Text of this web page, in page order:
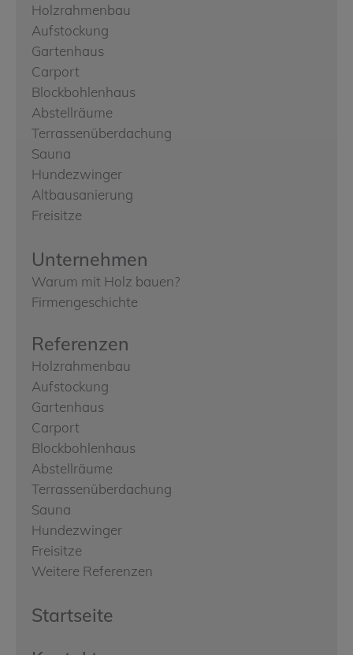
Holzrahmenbau
Aufstockung
Gartenhaus
Carport
Blockbohlenhaus
Abstellräume
Terrassenüberdachung
Sauna
Hundezwinger
Altbausanierung
Freisitze
Unternehmen
Warum mit Holz bauen?
Firmengeschichte
Referenzen
Holzrahmenbau
Aufstockung
Gartenhaus
Carport
Blockbohlenhaus
Abstellräume
Terrassenüberdachung
Sauna
Hundezwinger
Freisitze
Weitere Referenzen
Startseite